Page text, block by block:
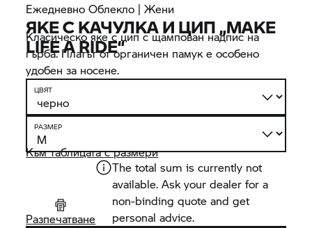
Ежедневно Облекло | Жени
ЯКЕ С КАЧУЛКА И ЦИП „MAKE
LIFE A RIDE“
Класическо яке с цип с щампован надпис на
гърба. Платът от органичен памук е особено
удобен за носене.
ЦВЯТ
РАЗМЕР
Към таблицата с размери
Разпечатване
The total sum is currently not
available. Ask your dealer for a
non-binding quote and get
personal advice.